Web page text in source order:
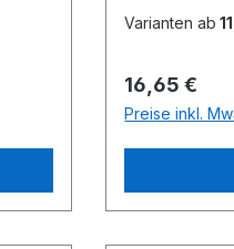
Varianten ab
Regulärer
16,65 €
Preise inkl.